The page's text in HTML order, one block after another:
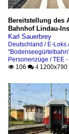
Bereitstellung des
Bahnhof Lindau-
Karl Sauerbrey
Deutschland / E-Loks
Personenzüge / TEE
 106  4 1200x790